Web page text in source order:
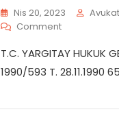
Nis 20, 2023
CommentOn
ÇALIŞAN
İŞÇİNİN
GEÇİRME
T.C. YARGITAY HUKUK
1990/593 T. 28.11.1990